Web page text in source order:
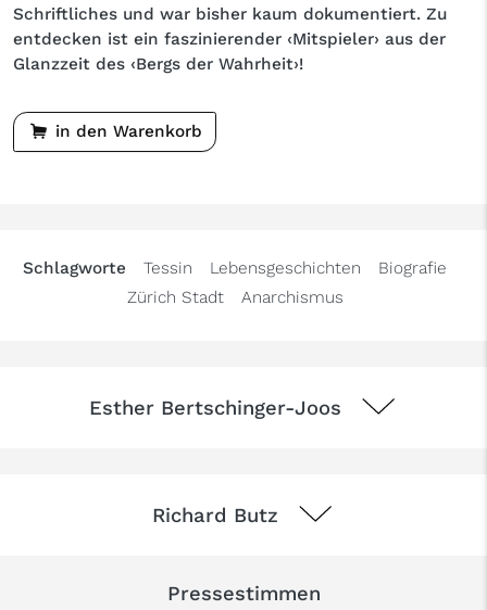
Schriftliches und war bisher kaum dokumentiert. Zu
entdecken ist ein faszinierender ‹Mitspieler› aus der
Glanzzeit des ‹Bergs der Wahrheit›!
in den Warenkorb
Schlagworte Tessin Lebensgeschichten
Biografie
Zürich Stadt
Anarchismus
Esther Bertschinger-Joos
Richard Butz
Pressestimmen